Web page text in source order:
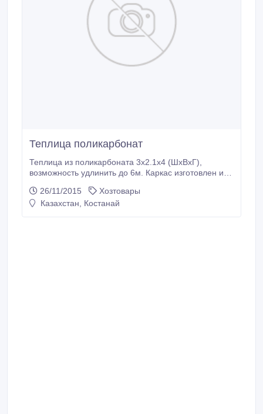
Теплица поликарбонат
Теплица из поликарбоната 3х2.1х4 (ШхВхГ),
возможность удлинить до 6м. Каркас изготовлен из
металла 1.5 мм. В наличии каркас Усиленный (шаг
между дугами 0.67м) и Стандартный (шаг 1м).
26/11/2015
Хозтовары
Казахстан, Костанай